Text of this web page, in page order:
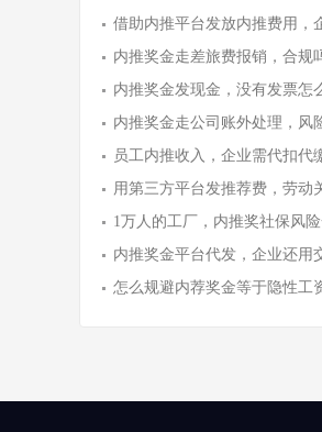
借助内推平台发放内推费用，
内推奖金走差旅费报销，合规
内推奖金发现金，没有发票怎
内推奖金走公司账外处理，风
员工内推收入，企业需代扣代
用第三方平台发推荐费，劳动
1万人的工厂，内推奖社保风
内推奖金平台代发，企业还用
怎么规避内荐奖金等于隐性工